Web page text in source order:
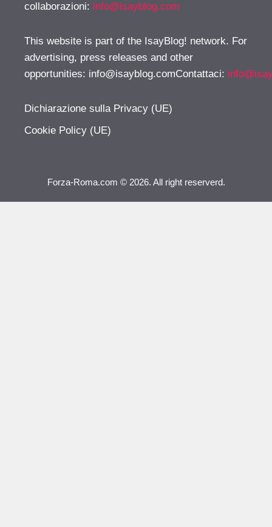
collaborazioni: info@isayblog.com
This website is part of the IsayBlog! network. For
advertising, press releases and other
opportunities: info@isayblog.comContattaci:
Dichiarazione sulla Privacy (UE)
Cookie Policy (UE)
Forza-Roma.com © 2026. All right reserverd.